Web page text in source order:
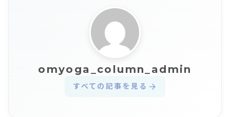
omyoga_column_admin
すべての記事を見る arrow_forward